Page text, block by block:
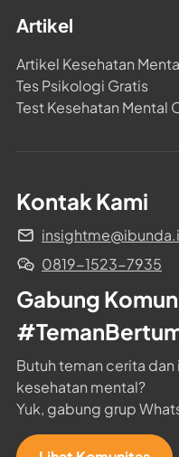
Artikel
Artikel Kesehatan
Tes Psikologi Gratis
Test Kesehatan Mental
Kontak Kami
0819-1523-7935
Gabung
Butuh teman cerita
kesehatan mental?
Yuk, gabung grup